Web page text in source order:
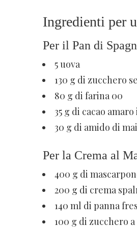
Ingredienti per
Per il Pan di
5 uova
130 g di zucchero
80 g di farina 00
35 g di cacao
30 g di amido di
Per la Crema al
400 g di
200 g di crema
140 ml di panna
100 g di zucchero